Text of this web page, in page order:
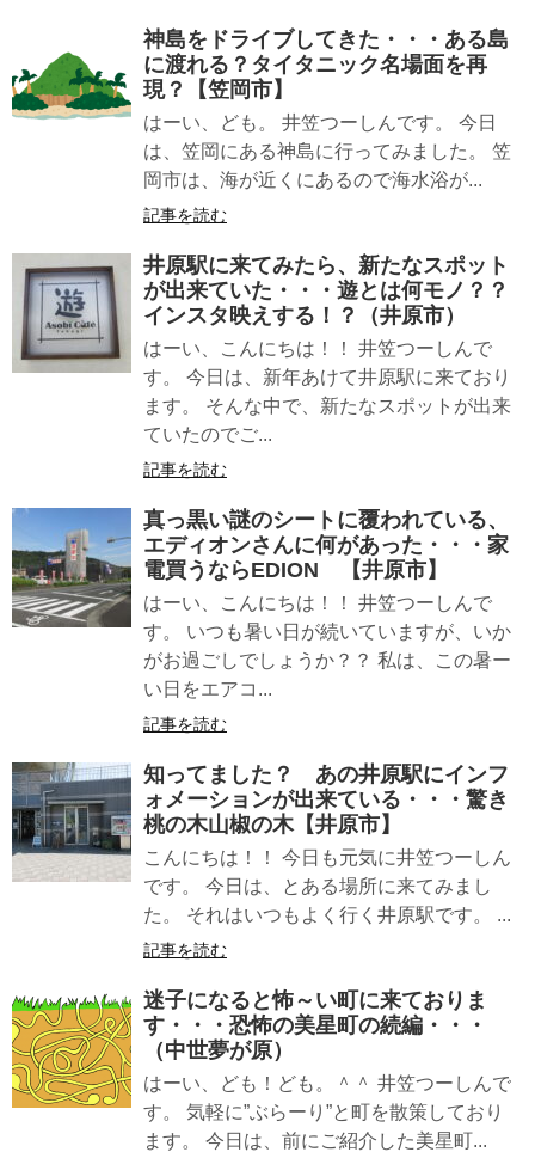
神島をドライブしてきた・・・ある島
に渡れる？タイタニック名場面を再
現？【笠岡市】
はーい、ども。 井笠つーしんです。 今日
は、笠岡にある神島に行ってみました。 笠
岡市は、海が近くにあるので海水浴が...
記事を読む
井原駅に来てみたら、新たなスポット
が出来ていた・・・遊とは何モノ？？
インスタ映えする！？（井原市）
はーい、こんにちは！！ 井笠つーしんで
す。 今日は、新年あけて井原駅に来ており
ます。 そんな中で、新たなスポットが出来
ていたのでご...
記事を読む
真っ黒い謎のシートに覆われている、
エディオンさんに何があった・・・家
電買うならEDION 【井原市】
はーい、こんにちは！！ 井笠つーしんで
す。 いつも暑い日が続いていますが、いか
がお過ごしでしょうか？？ 私は、この暑ー
い日をエアコ...
記事を読む
知ってました？ あの井原駅にインフ
ォメーションが出来ている・・・驚き
桃の木山椒の木【井原市】
こんにちは！！ 今日も元気に井笠つーしん
です。 今日は、とある場所に来てみまし
た。 それはいつもよく行く井原駅です。 ...
記事を読む
迷子になると怖～い町に来ておりま
す・・・恐怖の美星町の続編・・・
（中世夢が原）
はーい、ども！ども。＾＾ 井笠つーしんで
す。 気軽に”ぶらーり”と町を散策しており
ます。 今日は、前にご紹介した美星町...